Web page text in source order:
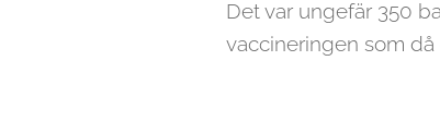
Det var ungefär 350
vaccineringen som